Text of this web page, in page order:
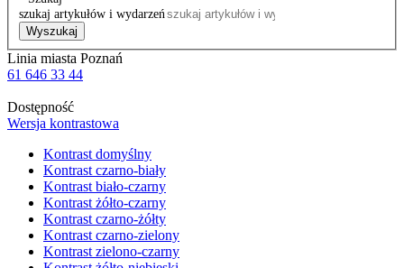
szukaj artykułów i wydarzeń
Wyszukaj
Linia miasta Poznań
61 646 33 44
Dostępność
Wersja kontrastowa
Kontrast domyślny
Kontrast czarno-biały
Kontrast biało-czarny
Kontrast żółto-czarny
Kontrast czarno-żółty
Kontrast czarno-zielony
Kontrast zielono-czarny